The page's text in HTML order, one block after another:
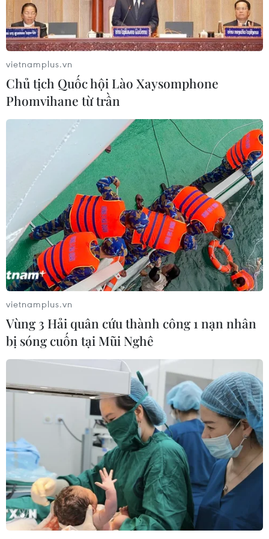
Chậm nộp thuế bị tính tiền, hoàn thuế
chậm cả tháng không sao?
26/02/2016 07:57
Không ít cục thuế địa phương đã lên tiếng về việc cần
sớm thể chế hóa việc hoàn thuế giá trị gia tăng để có
cơ sở giải thích với doanh nghiệp.
Bộ Tài chính thực hiện lời hứa, nới khâu
hoàn thuế cho doanh nghiệp
15/03/2016 04:25
Để tạo điều kiện hoàn thuế cho doanh nghiệp, lãnh đạo
vietnamplus.vn
Chủ tịch Quốc hội Lào Xaysomphone
Phomvihane từ trần
vietnamplus.vn
Vùng 3 Hải quân cứu thành công 1 nạn nhân
bị sóng cuốn tại Mũi Nghê